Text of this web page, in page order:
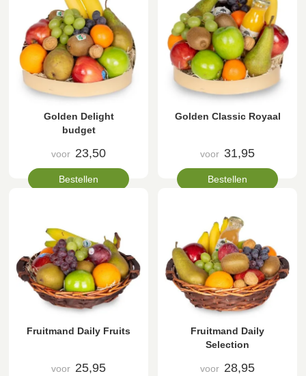
Golden Delight
budget
voor 23,50
Bestellen
Golden Classic Royaal
voor 31,95
Bestellen
Fruitmand Daily Fruits
voor 25,95
Fruitmand Daily
Selection
voor 28,95